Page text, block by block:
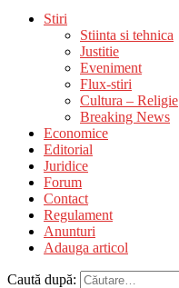
Stiri
Stiinta si tehnica
Justitie
Eveniment
Flux-stiri
Cultura – Religie
Breaking News
Economice
Editorial
Juridice
Forum
Contact
Regulament
Anunturi
Adauga articol
Caută după: